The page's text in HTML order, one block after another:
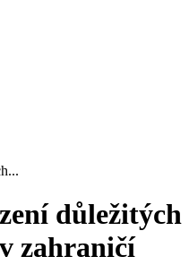
důležitých
zahraničí